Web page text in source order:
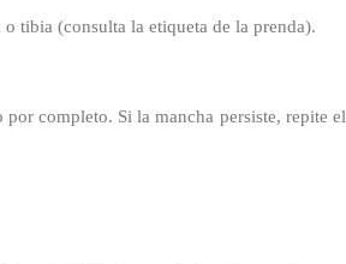
tibia (consulta la etiqueta de la prenda).
completo. Si la mancha persiste, repite el